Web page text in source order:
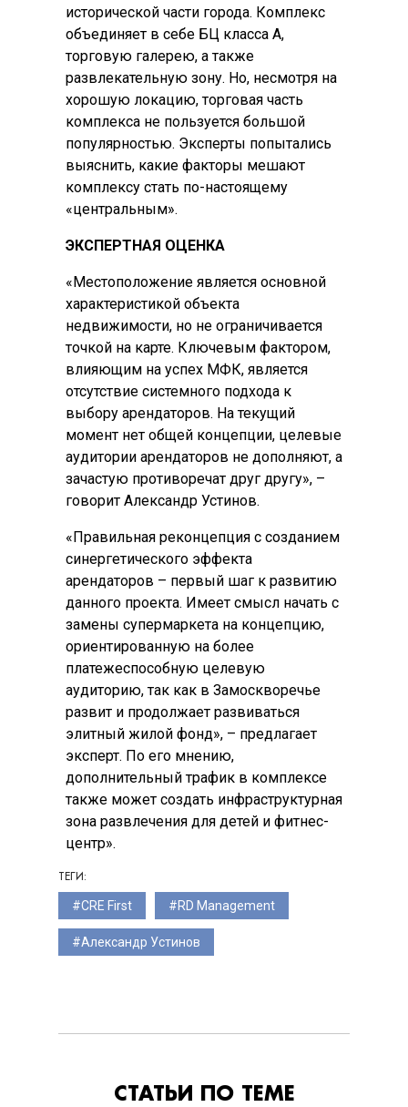
исторической части города. Комплекс
объединяет в себе БЦ класса А,
торговую галерею, а также
развлекательную зону. Но, несмотря на
хорошую локацию, торговая часть
комплекса не пользуется большой
популярностью. Эксперты попытались
выяснить, какие факторы мешают
комплексу стать по-настоящему
«центральным».
ЭКСПЕРТНАЯ ОЦЕНКА
«Местоположение является основной
характеристикой объекта
недвижимости, но не ограничивается
точкой на карте. Ключевым фактором,
влияющим на успех МФК, является
отсутствие системного подхода к
выбору арендаторов. На текущий
момент нет общей концепции, целевые
аудитории арендаторов не дополняют, а
зачастую противоречат друг другу», –
говорит Александр Устинов.
«Правильная реконцепция с созданием
синергетического эффекта
арендаторов – первый шаг к развитию
данного проекта. Имеет смысл начать с
замены супермаркета на концепцию,
ориентированную на более
платежеспособную целевую
аудиторию, так как в Замоскворечье
развит и продолжает развиваться
элитный жилой фонд», – предлагает
эксперт. По его мнению,
дополнительный трафик в комплексе
также может создать инфраструктурная
зона развлечения для детей и фитнес-
центр».
ТЕГИ:
CRE First RD Management
Александр Устинов
СТАТЬИ ПО ТЕМЕ